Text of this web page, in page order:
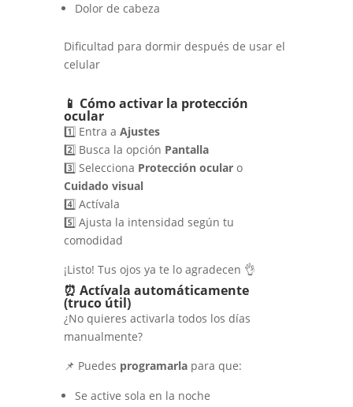
Dolor de cabeza
Dificultad para dormir después de usar el
celular
📱 Cómo activar la protección
ocular
1️⃣ Entra a Ajustes
2️⃣ Busca la opción Pantalla
3️⃣ Selecciona Protección ocularo
Cuidado visual
4️⃣ Actívala
5️⃣ Ajusta la intensidad según tu
comodidad
¡Listo! Tus ojos ya te lo agradecen 👌
⏰ Actívala automáticamente
(truco útil)
¿No quieres activarla todos los días
manualmente?
📌 Puedes programarlapara que:
Se active sola en la noche